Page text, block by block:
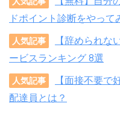
ドポイント診断をやって
人気記事
【辞められ
ービスランキング 8選
人気記事
【面接不要
配達員とは？